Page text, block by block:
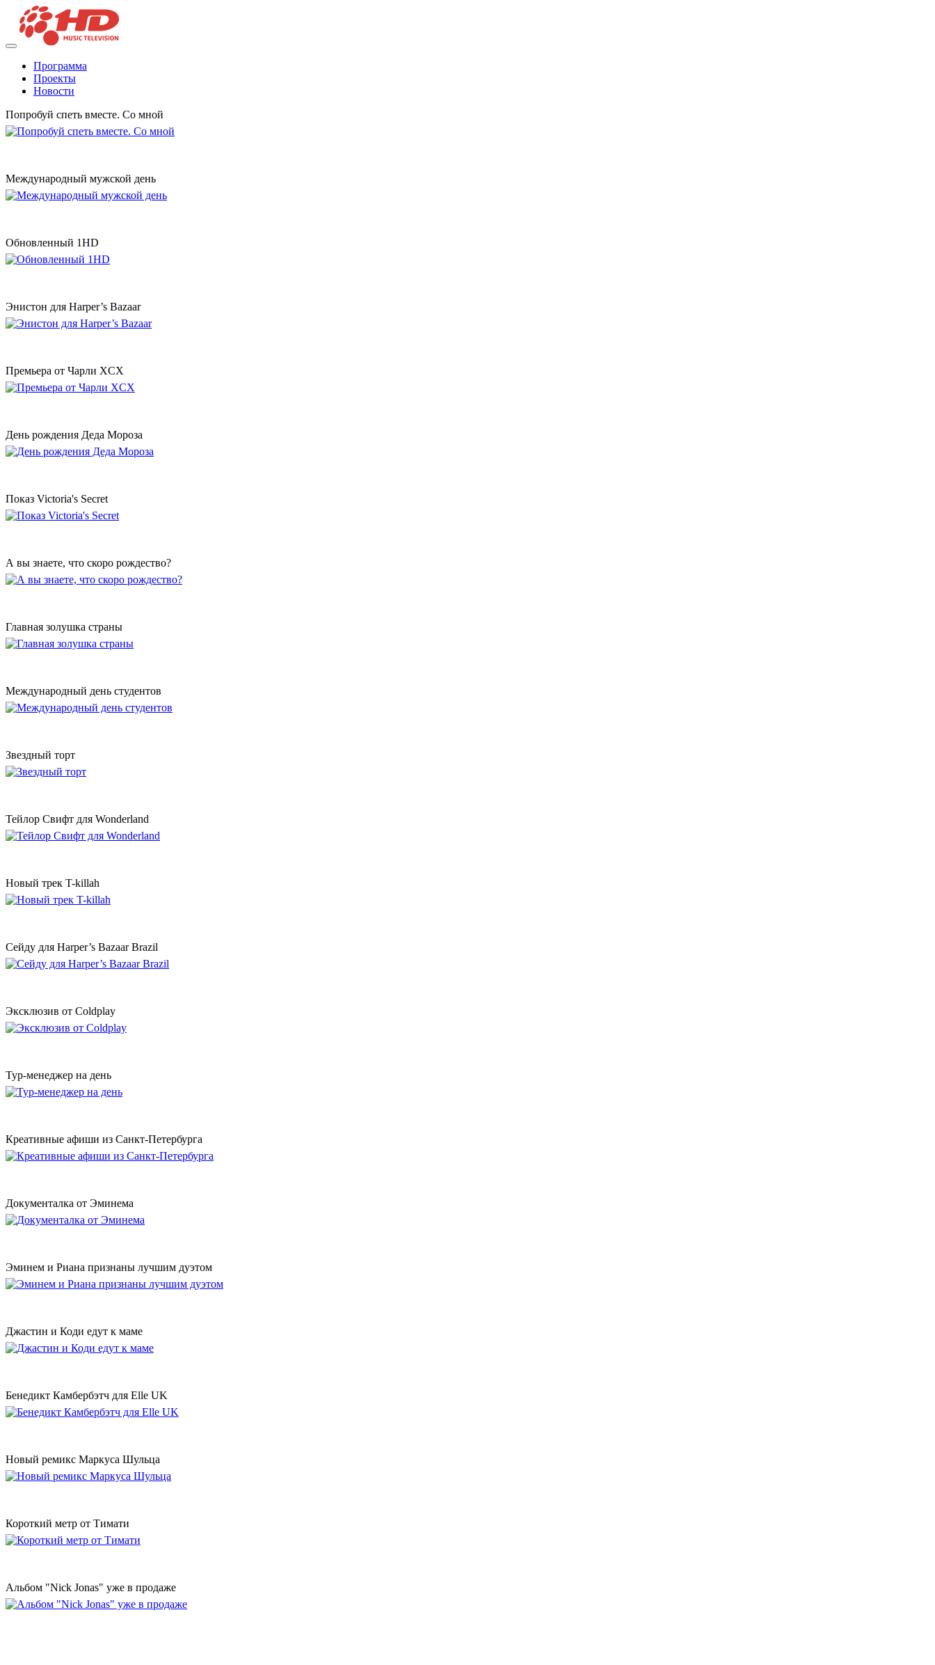
Программа
Проекты
Новости
Попробуй спеть вместе. Со мной
Международный мужской день
Обновленный 1HD
Энистон для Harper’s Bazaar
Премьера от Чарли XCX
День рождения Деда Мороза
Показ Victoria's Secret
А вы знаете, что скоро рождество?
Главная золушка страны
Международный день студентов
Звездный торт
Тейлор Свифт для Wonderland
Новый трек T-killah
Сейду для Harper’s Bazaar Brazil
Эксклюзив от Coldplay
Тур-менеджер на день
Креативные афиши из Санкт-Петербурга
Документалка от Эминема
Эминем и Риана признаны лучшим дуэтом
Джастин и Коди едут к маме
Бенедикт Камбербэтч для Elle UK
Новый ремикс Маркуса Шульца
Короткий метр от Тимати
Альбом "Nick Jonas" уже в продаже